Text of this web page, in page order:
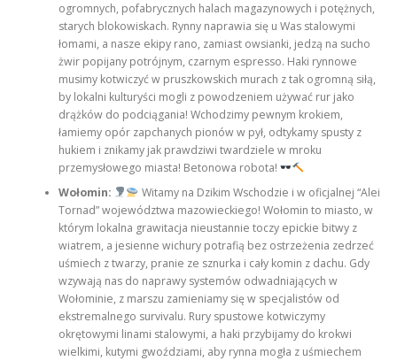
ogromnych, pofabrycznych halach magazynowych i potężnych,
starych blokowiskach. Rynny naprawia się u Was stalowymi
łomami, a nasze ekipy rano, zamiast owsianki, jedzą na sucho
żwir popijany potrójnym, czarnym espresso. Haki rynnowe
musimy kotwiczyć w pruszkowskich murach z tak ogromną siłą,
by lokalni kulturyści mogli z powodzeniem używać rur jako
drążków do podciągania! Wchodzimy pewnym krokiem,
łamiemy opór zapchanych pionów w pył, odtykamy spusty z
hukiem i znikamy jak prawdziwi twardziele w mroku
przemysłowego miasta! Betonowa robota!
Wołomin:
Witamy na Dzikim Wschodzie i w oficjalnej “Alei
Tornad” województwa mazowieckiego! Wołomin to miasto, w
którym lokalna grawitacja nieustannie toczy epickie bitwy z
wiatrem, a jesienne wichury potrafią bez ostrzeżenia zedrzeć
uśmiech z twarzy, pranie ze sznurka i cały komin z dachu. Gdy
wzywają nas do naprawy systemów odwadniających w
Wołominie, z marszu zamieniamy się w specjalistów od
ekstremalnego survivalu. Rury spustowe kotwiczymy
okrętowymi linami stalowymi, a haki przybijamy do krokwi
wielkimi, kutymi gwoździami, aby rynna mogła z uśmiechem